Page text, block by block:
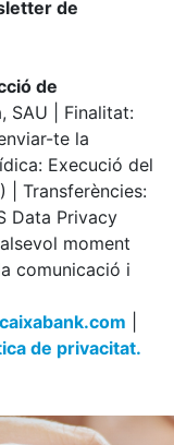
de
de
SAU | Finalitat:
te la
Execució del
| Transferències:
Data Privacy
moment
comunicació i
de privacitat.